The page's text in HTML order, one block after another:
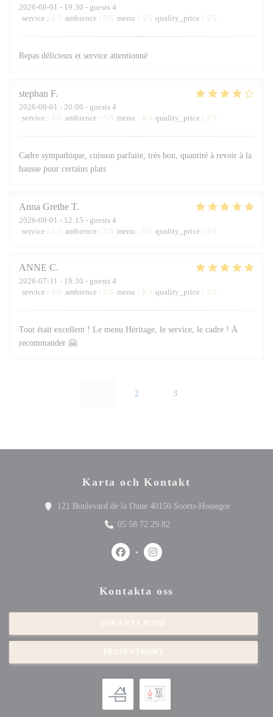
2026-08-01 - 19:30 - guests 4
service : 5/5 ambience : 5/5 menu : 5/5 quality_price : 5/5
Repas délicieux et service attentionné
stephan F
2026-08-01 - 20:00 - guests 4
service : 5/5 ambience : 5/5 menu : 4/5 quality_price : 2/5
Cadre sympathique, cuisson parfaite, très bon, quantité à revoir à la
hausse pour certains plats
Anna Grethe T
2026-08-01 - 12:15 - guests 4
service : 5/5 ambience : 5/5 menu : 5/5 quality_price : 5/5
ANNE C
2026-07-31 - 19:30 - guests 4
service : 5/5 ambience : 5/5 menu : 5/5 quality_price : 5/5
Tout était excellent ! Le menu Héritage, le service, le cadre ! À
recommander 🤗
2 3
Karta och Kontakt
121 Boulevard de la Dune 40150 Soorts-Hossegor((öppnas i
05 58 72 29 82
Facebook ((öppnas i ett nytt fönster))
Instagram ((öppnas i ett nytt
Kontakta oss
BOKA ETT BORD
PRESENTKORT